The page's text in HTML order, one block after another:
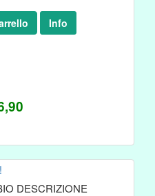
Info
!
DESCRIZIONE